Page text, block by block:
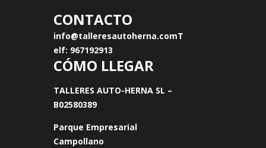
CONTACTO
info@talleresautoherna.comT
elf: 967192913
CÓMO LLEGAR
TALLERES AUTO-HERNA SL –
B02580389
Parque Empresarial
Campollano